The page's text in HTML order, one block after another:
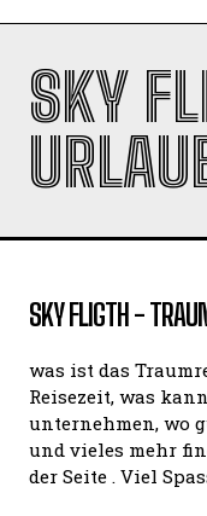
SKY
SKY FLIGTH -
was ist das
Reisezeit, was
unternehmen, wo
und vieles mehr
der Seite . Viel